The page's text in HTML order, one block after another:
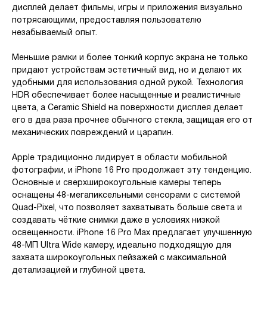
дисплей делает фильмы, игры и приложения визуально
потрясающими, предоставляя пользователю
незабываемый опыт.
Меньшие рамки и более тонкий корпус экрана не только
придают устройствам эстетичный вид, но и делают их
удобными для использования одной рукой. Технология
HDR обеспечивает более насыщенные и реалистичные
цвета, а Ceramic Shield на поверхности дисплея делает
его в два раза прочнее обычного стекла, защищая его от
механических повреждений и царапин.
Apple традиционно лидирует в области мобильной
фотографии, и iPhone 16 Pro продолжает эту тенденцию.
Основные и сверхширокоугольные камеры теперь
оснащены 48-мегапиксельными сенсорами с системой
Quad-Pixel, что позволяет захватывать больше света и
создавать чёткие снимки даже в условиях низкой
освещенности. iPhone 16 Pro Max предлагает улучшенную
48-МП Ultra Wide камеру, идеально подходящую для
захвата широкоугольных пейзажей с максимальной
детализацией и глубиной цвета.